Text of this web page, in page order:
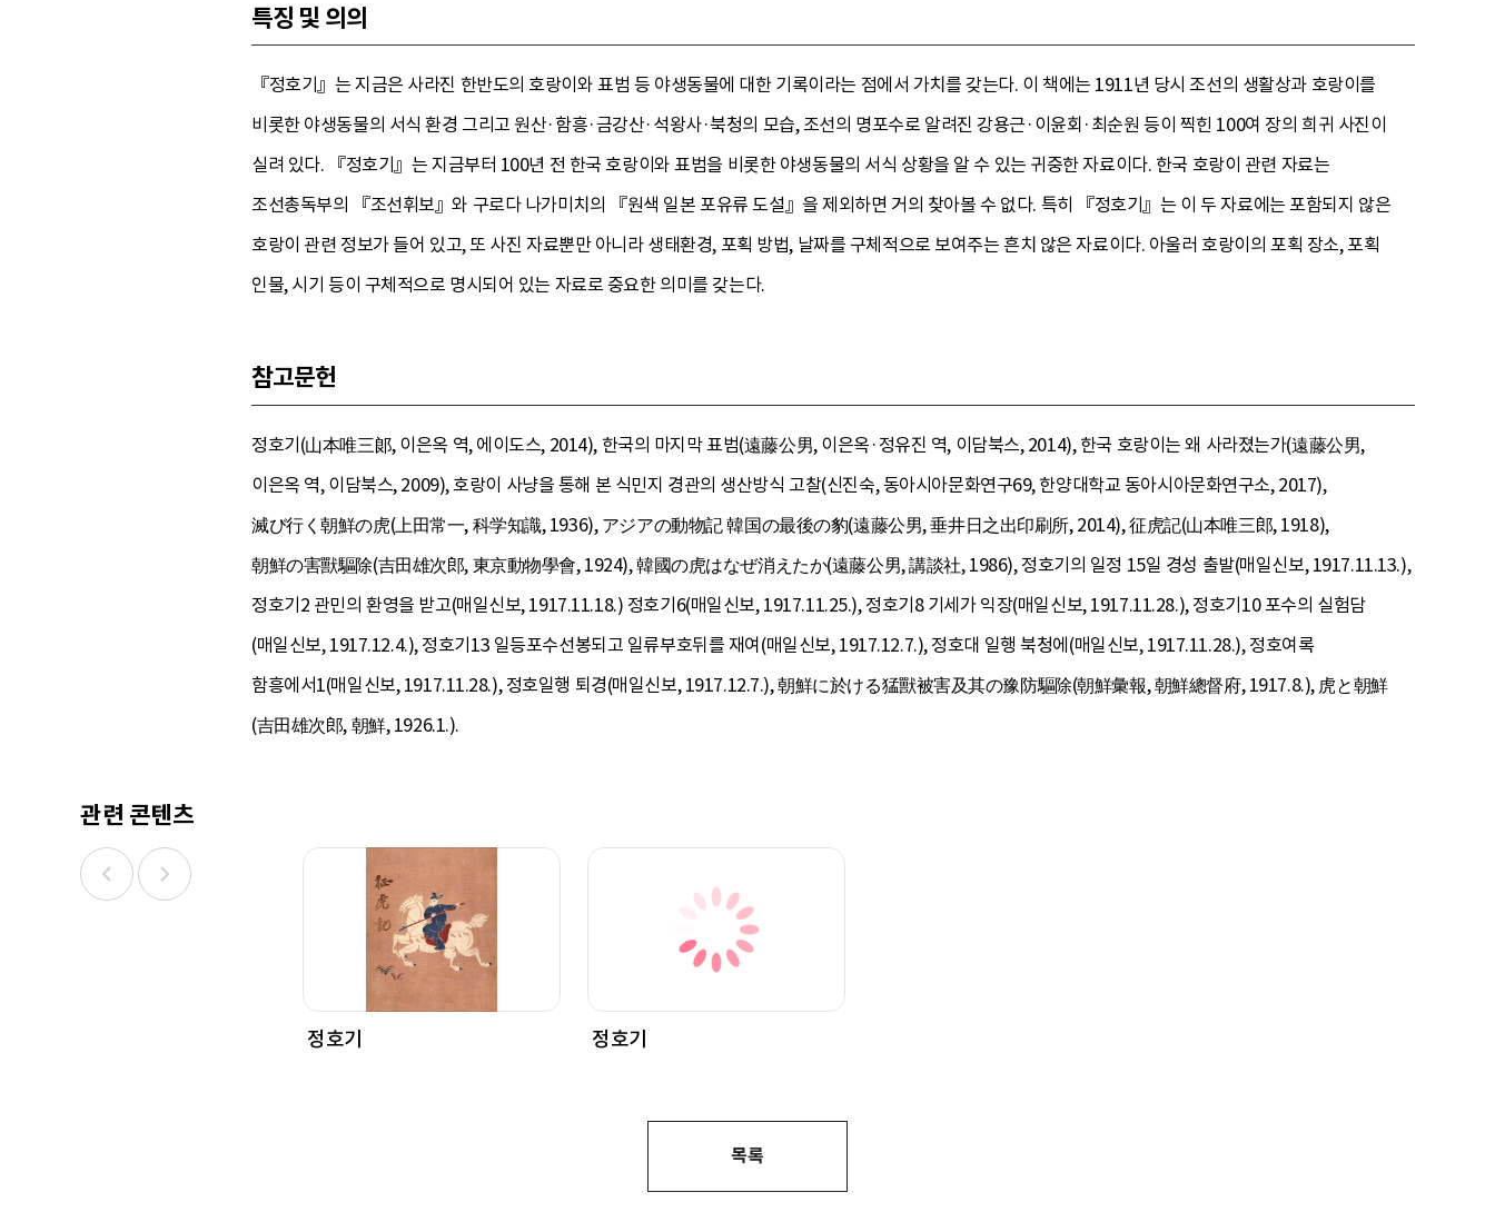
특징 및 의의
『정호기』는 지금은 사라진 한반도의 호랑이와 표범 등 야생동물에 대한 기록이라는 점에서 가치를 갖는다. 이 책에는 1911년 당시 조선의 생활상과 호랑이를
비롯한 야생동물의 서식 환경 그리고 원산·함흥·금강산·석왕사·북청의 모습, 조선의 명포수로 알려진 강용근·이윤회·최순원 등이 찍힌 100여 장의 희귀 사진이
실려 있다. 『정호기』는 지금부터 100년 전 한국 호랑이와 표범을 비롯한 야생동물의 서식 상황을 알 수 있는 귀중한 자료이다. 한국 호랑이 관련 자료는
조선총독부의 『조선휘보』와 구로다 나가미치의 『원색 일본 포유류 도설』을 제외하면 거의 찾아볼 수 없다. 특히 『정호기』는 이 두 자료에는 포함되지 않은
호랑이 관련 정보가 들어 있고, 또 사진 자료뿐만 아니라 생태환경, 포획 방법, 날짜를 구체적으로 보여주는 흔치 않은 자료이다. 아울러 호랑이의 포획 장소, 포획
인물, 시기 등이 구체적으로 명시되어 있는 자료로 중요한 의미를 갖는다.
참고문헌
정호기(山本唯三郞, 이은옥 역, 에이도스, 2014), 한국의 마지막 표범(遠藤公男, 이은옥·정유진 역, 이담북스, 2014), 한국 호랑이는 왜 사라졌는가(遠藤公男,
이은옥 역, 이담북스, 2009), 호랑이 사냥을 통해 본 식민지 경관의 생산방식 고찰(신진숙, 동아시아문화연구69, 한양대학교 동아시아문화연구소, 2017),
滅び行く朝鮮の虎(上田常一, 科学知識, 1936), アジアの動物記 韓国の最後の豹(遠藤公男, 垂井日之出印刷所, 2014), 征虎記(山本唯三郎, 1918),
朝鮮の害獸驅除(吉田雄次郎, 東京動物學會, 1924), 韓國の虎はなぜ消えたか(遠藤公男, 講談社, 1986), 정호기의 일정 15일 경성 출발(매일신보, 1917.11.13.),
정호기2 관민의 환영을 받고(매일신보, 1917.11.18.) 정호기6(매일신보, 1917.11.25.), 정호기8 기세가 익장(매일신보, 1917.11.28.), 정호기10 포수의 실험담
(매일신보, 1917.12.4.), 정호기13 일등포수선봉되고 일류부호뒤를 재여(매일신보, 1917.12.7.), 정호대 일행 북청에(매일신보, 1917.11.28.), 정호여록
함흥에서1(매일신보, 1917.11.28.), 정호일행 퇴경(매일신보, 1917.12.7.), 朝鮮に於ける猛獸被害及其の豫防驅除(朝鮮彙報, 朝鮮總督府, 1917.8.), 虎と朝鮮
(吉田雄次郎, 朝鮮, 1926.1.).
관련 콘텐츠
정호기 정호기
목록